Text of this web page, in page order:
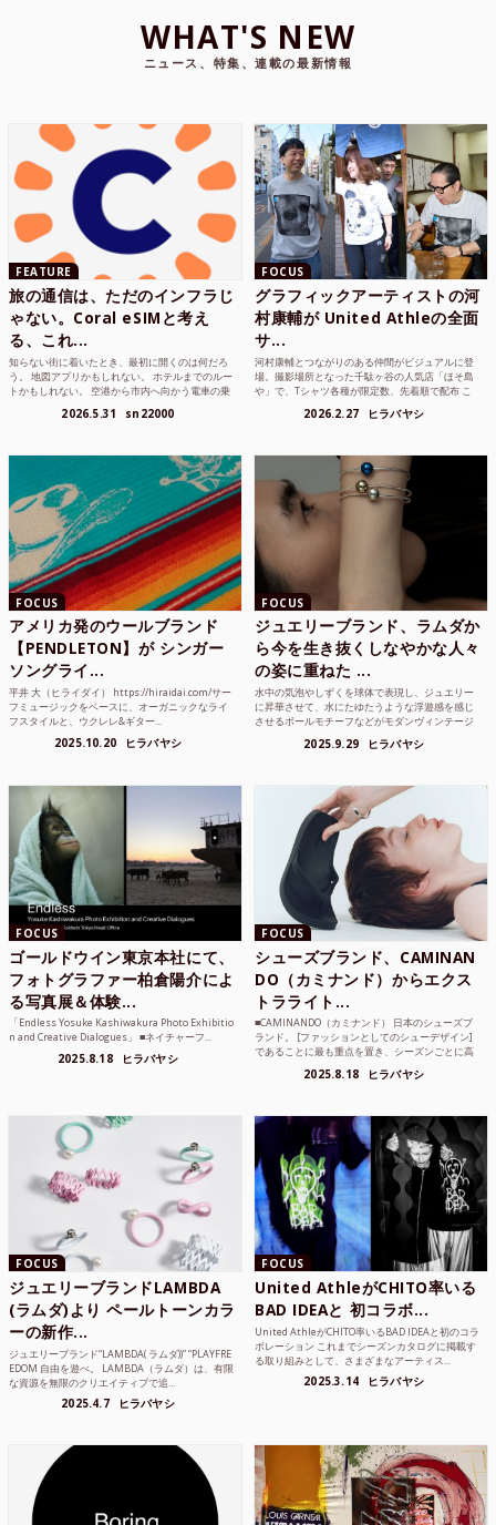
WHAT'S NEW
ニュース、特集、連載の最新情報
FEATURE
旅の通信は、ただのインフラじ
ゃない。Coral eSIMと考え
る、これ...
知らない街に着いたとき、最初に開くのは何だろ
う。 地図アプリかもしれない。 ホテルまでのルー
トかもしれない。 空港から市内へ向かう電車の乗
2026.5.31 sn22000
FOCUS
グラフィックアーティストの河
村康輔が United Athleの全面
サ...
河村康輔とつながりのある仲間がビジュアルに登
場。撮影場所となった千駄ヶ谷の人気店「ほそ島
や」で、Tシャツ各種が限定数、先着順で配布 こ
2026.2.27 ヒラバヤシ
FOCUS
アメリカ発のウールブランド
【PENDLETON】が シンガー
ソングライ...
平井 大（ヒライダイ） https://hiraidai.com/サー
フミュージックをベースに、オーガニックなライ
フスタイルと、ウクレレ&ギター...
2025.10.20 ヒラバヤシ
FOCUS
ジュエリーブランド、ラムダか
ら今を生き抜くしなやかな人々
の姿に重ねた ...
水中の気泡やしずくを球体で表現し、ジュエリー
に昇華させて、水にたゆたうような浮遊感を感じ
させるボールモチーフなどがモダンヴィンテージ
2025.9.29 ヒラバヤシ
FOCUS
ゴールドウイン東京本社にて、
フォトグラファー柏倉陽介によ
る写真展＆体験...
「Endless Yosuke Kashiwakura Photo Exhibitio
n and Creative Dialogues」 ■ネイチャーフ...
2025.8.18 ヒラバヤシ
FOCUS
シューズブランド、CAMINAN
DO（カミナンド）からエクス
トラライト...
■CAMINANDO（カミナンド） 日本のシューズブ
ランド。 [ファッションとしてのシューデザイン]
であることに最も重点を置き、シーズンごとに高
2025.8.18 ヒラバヤシ
FOCUS
ジュエリーブランドLAMBDA
(ラムダ)より ペールトーンカラ
ーの新作...
ジュエリーブランド“LAMBDA( ラムダ))” “PLAYFRE
EDOM 自由を遊べ。 LAMBDA（ラムダ）は、有限
な資源を無限のクリエイティブで追...
2025.4.7 ヒラバヤシ
FOCUS
United AthleがCHITO率いる
BAD IDEAと 初コラボ...
United AthleがCHITO率いるBAD IDEAと初のコラ
ボレーション これまでシーズンカタログに掲載す
る取り組みとして、さまざまなアーティス...
2025.3.14 ヒラバヤシ